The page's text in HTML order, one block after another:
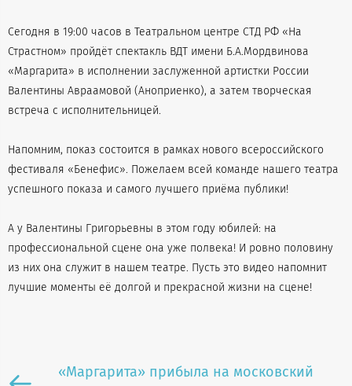
Сегодня в 19:00 часов в Театральном центре СТД РФ «На
Страстном» пройдёт спектакль ВДТ имени Б.А.Мордвинова
«Маргарита» в исполнении заслуженной артистки России
Валентины Авраамовой (Аноприенко), а затем творческая
встреча с исполнительницей.
Напомним, показ состоится в рамках нового всероссийского
фестиваля «Бенефис». Пожелаем всей команде нашего театра
успешного показа и самого лучшего приёма публики!
А у Валентины Григорьевны в этом году юбилей: на
профессиональной сцене она уже полвека! И ровно половину
из них она служит в нашем театре. Пусть это видео напомнит
лучшие моменты её долгой и прекрасной жизни на сцене!
«Маргарита» прибыла на московский